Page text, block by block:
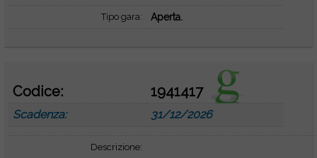
Tipo gara: Aperta.
Codice: 1941417
Scadenza: 31/12/2026
Descrizione: